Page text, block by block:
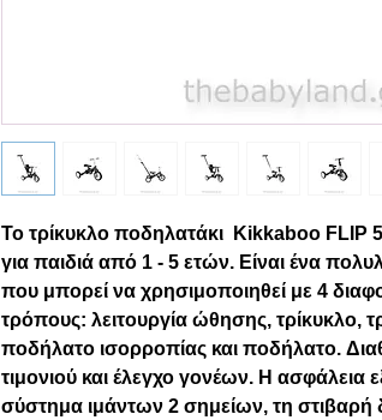
Το τρίκυκλο ποδηλατάκι Kikkaboo FLIP 5
για παιδιά από 1 - 5 ετών. Είναι ένα
που μπορεί να χρησιμοποιηθεί με 4
τρόπους: λειτουργία ώθησης, τρίκυκλο,
ποδήλατο ισορροπίας και ποδήλατο.
τιμονιού και έλεγχο γονέων. Η ασφάλεια
σύστημα ιμάντων 2 σημείων, τη